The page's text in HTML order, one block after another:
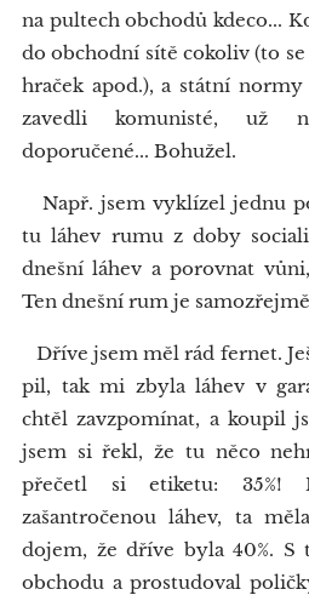
na pultech obchodů kdeco...
do obchodní sítě cokoliv (to
hraček apod.), a státní
zavedli komunisté, už
doporučené... Bohužel.
Např. jsem vyklízel jednu
tu láhev rumu z doby
dnešní láhev a porovnat
Ten dnešní rum je
Dříve jsem měl rád fernet.
pil, tak mi zbyla láhev v
chtěl zavzpomínat, a koupil
jsem si řekl, že tu něco
přečetl si etiketu: 35%!
zašantročenou láhev, ta
dojem, že dříve byla 40%.
obchodu a prostudoval